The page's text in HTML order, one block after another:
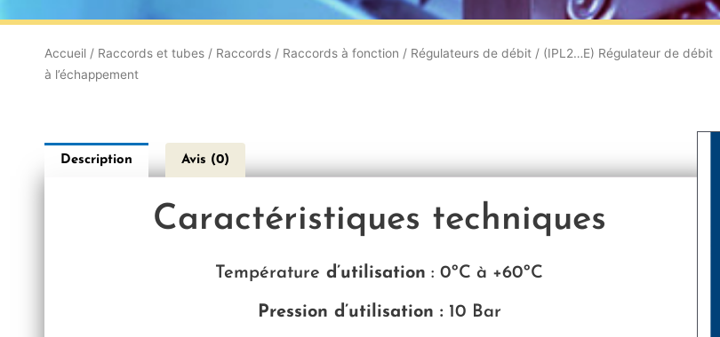
Accueil / Raccords et tubes / Raccords / Raccords à fonction / Régulateurs de débit / (IPL2…E) Régulateur de débit
à l’échappement
Description Avis (0)
Caractéristiques techniques
Température d’utilisation : 0ºC à +60ºC
Pression d’utilisation : 10 Bar